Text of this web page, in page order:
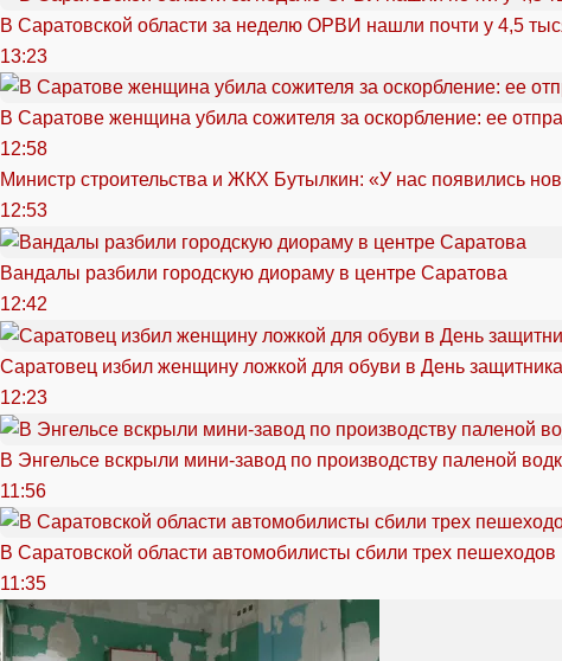
В Саратовской области за неделю ОРВИ нашли почти у 4,5
13:23
В Саратове женщина убила сожителя за оскорбление: ее
12:58
Министр строительства и ЖКХ Бутылкин: «У нас появились
12:53
Вандалы разбили городскую диораму в центре Саратова
12:42
Саратовец избил женщину ложкой для обуви в День
12:23
В Энгельсе вскрыли мини-завод по производству паленой
11:56
В Саратовской области автомобилисты сбили трех пешеходов
11:35